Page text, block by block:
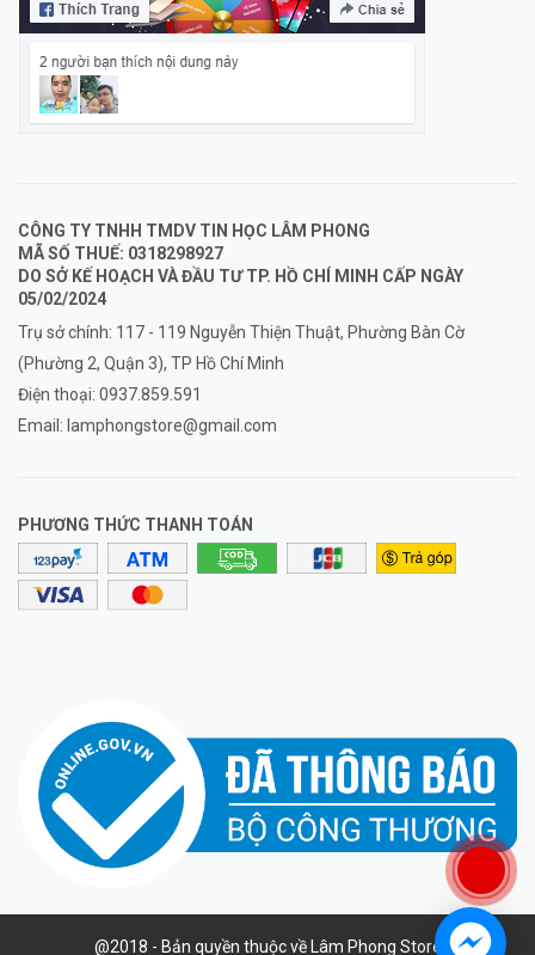
CÔNG TY TNHH TMDV TIN HỌC LÂM PHONG
MÃ SỐ THUẾ: 0318298927
DO SỞ KẾ HOẠCH VÀ ĐẦU TƯ TP. HỒ CHÍ MINH CẤP NGÀY
05/02/2024
Trụ sở chính: 117 - 119 Nguyễn Thiện Thuật, Phường Bàn Cờ
(Phường 2, Quận 3), TP Hồ Chí Minh
Điện thoại: 0937.859.591
Email: lamphongstore@gmail.com
PHƯƠNG THỨC THANH TOÁN
@2018 - Bản quyền thuộc về Lâm Phong Store